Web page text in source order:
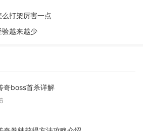
打架厉害一点
验越来越少
奇boss首杀详解